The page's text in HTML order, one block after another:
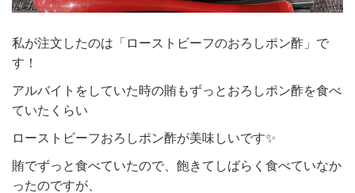
私が注文したのは「ローストビーフのおろしポン酢」で
す！
アルバイトをしていた時の賄もずっとおろしポン酢を食べ
ていたくらい
ローストビーフおろしポン酢が美味しいです✨
賄でずっと食べていたので、飽きてしばらく食べていなか
ったのですが、